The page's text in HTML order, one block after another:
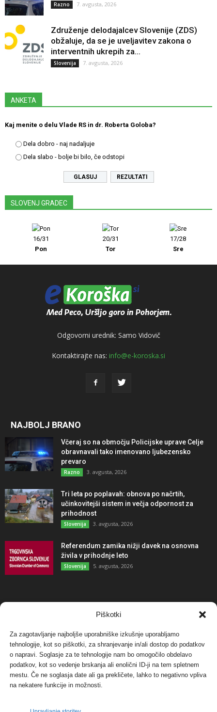
Piškotki
Za zagotavljanje najboljše uporabniške izkušnje uporabljamo
tehnologije, kot so piškotki, za shranjevanje in/ali dostop do podatkov
o napravi. Soglasje za te tehnologije nam bo omogočilo obdelavo
podatkov, kot so vedenje brskanja ali enolični ID-ji na tem spletnem
mestu. Če ne soglasja date ali ga prekličete, lahko to negativno vpliva
na nekatere funkcije in možnosti.
Razno 7. avgusta, 2026
Združenje delodajalcev Slovenije (ZDS)
obžaluje, da se je uveljavitev zakona o
interventnih ukrepih za...
Slovenija 7. avgusta, 2026
ANKETA
Kaj menite o delu Vlade RS in dr. Roberta Goloba?
Dela dobro - naj nadaljuje
Dela slabo - bolje bi bilo, če odstopi
REZULTATI
SLOVENJ GRADEC
16/31
Pon
20/31
Tor
17/28
Sre
Odgovorni urednik: Samo Vidovič
Kontaktirajte nas: info@e-koroska.si
NAJBOLJ BRANO
Včeraj so na območju Policijske uprave Celje
obravnavali tako imenovano ljubezensko
prevaro
Razno 3. avgusta, 2026
Tri leta po poplavah: obnova po načrtih,
učinkovitejši sistem in večja odpornost za
prihodnost
Slovenija 3. avgusta, 2026
Referendum zamika nižji davek na osnovna
živila v prihodnje leto
Slovenija 5. avgusta, 2026
NAJBOLJ KOMENTIRANO
Protest proti vetrnim elektrarnam na Ojstrici, v
svetu pa vedno bolj...
Dogodki 12. maja, 2017
Tožilstvo v Celovcu v korist elektrarnam
Verbund